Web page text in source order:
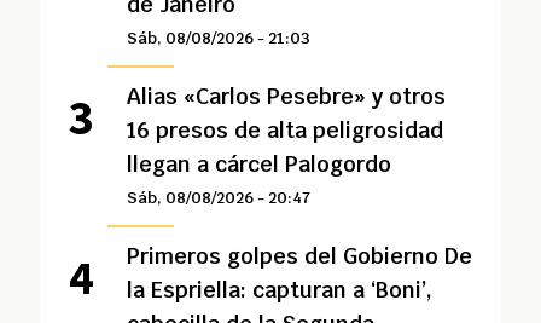
Sáb, 08/08/2026 - 21:03
Alias «Carlos Pesebre» y otros
16 presos de alta peligrosidad
llegan a cárcel Palogordo
Sáb, 08/08/2026 - 20:47
Primeros golpes del Gobierno De
la Espriella: capturan a ‘Boni’,